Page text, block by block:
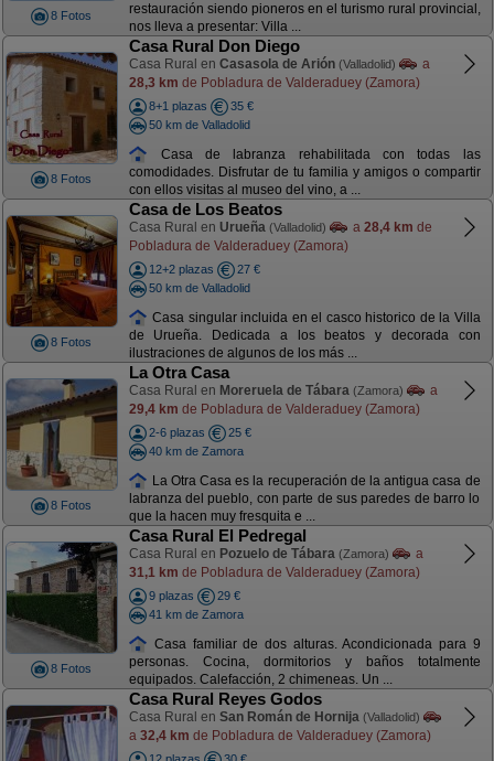
8 Fotos
restauración siendo pioneros en el turismo rural provincial,
nos lleva a presentar: Villa ...
8 Fotos
Casa Rural Don Diego
Casa Rural en Casasola de Arión (Valladolid)
a
28,3 km de Pobladura de Valderaduey (Zamora)
8+1 plazas
35 €
50 km de Valladolid
Casa de labranza rehabilitada con todas las
comodidades. Disfrutar de tu familia y amigos o compartir
con ellos visitas al museo del vino, a ...
8 Fotos
Casa de Los Beatos
Casa Rural en Urueña (Valladolid) a 28,4 km de
Pobladura de Valderaduey (Zamora)
12+2 plazas
27 €
50 km de Valladolid
Casa singular incluida en el casco historico de la Villa
de Urueña. Dedicada a los beatos y decorada con
ilustraciones de algunos de los más ...
8 Fotos
La Otra Casa
Casa Rural en Moreruela de Tábara (Zamora)
a
29,4 km de Pobladura de Valderaduey (Zamora)
2-6 plazas
25 €
40 km de Zamora
La Otra Casa es la recuperación de la antigua casa de
labranza del pueblo, con parte de sus paredes de barro lo
que la hacen muy fresquita e ...
8 Fotos
Casa Rural El Pedregal
Casa Rural en Pozuelo de Tábara (Zamora)
a
31,1 km de Pobladura de Valderaduey (Zamora)
9 plazas
29 €
41 km de Zamora
Casa familiar de dos alturas. Acondicionada para 9
personas. Cocina, dormitorios y baños totalmente
equipados. Calefacción, 2 chimeneas. Un ...
Casa Rural Reyes Godos
Casa Rural en San Román de Hornija (Valladolid)
a 32,4 km de Pobladura de Valderaduey (Zamora)